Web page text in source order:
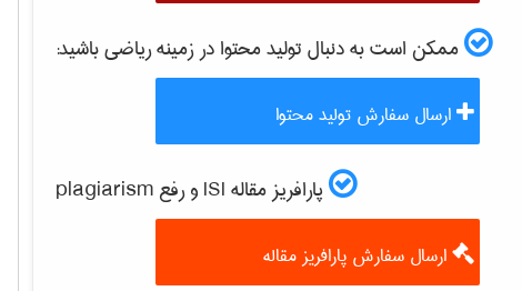
ممکن است به دنبال تولید محتوا در زمینهرياضیباشید:
ارسال سفارش تولید محتوا
پارافریز مقاله ISI و رفع plagiarism
ارسال سفارش پارافریز مقاله